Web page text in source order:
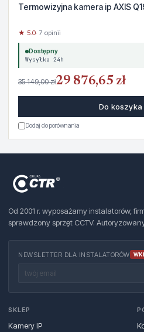
Termowizyjna kamera ip AXIS
★ 5.0· 7 opinii
Dostępny
Wysyłka 24h
35 149,00 zł29 876,65 zł
Do koszyka
Dodaj do porównania
Od 2001 r. wyposażamy instalatorów,
sprawdzony sprzęt CCTV.
NEWSLETTER DLA INSTALATORÓW
SKLEP
Kamery IP